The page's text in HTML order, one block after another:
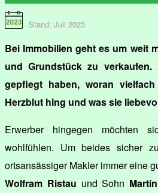
Stand: Juli 2023
Bei Immobilien geht es um weit
und Grundstück zu verkaufen.
gepflegt haben, woran
Herzblut hing und was sie
Erwerber hingegen möchten
wohlfühlen. Um beides sicher
ortsansässiger Makler immer eine
Wolfram Ristau und Sohn